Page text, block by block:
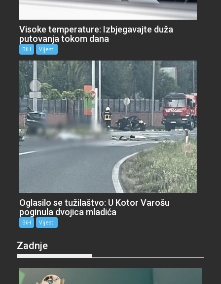
Visoke temperature: Izbjegavajte duža
putovanja tokom dana
BiH Vijesti
Oglasilo se tužilaštvo: U Kotor Varošu
poginula dvojica mladića
BiH Vijesti
Zadnje